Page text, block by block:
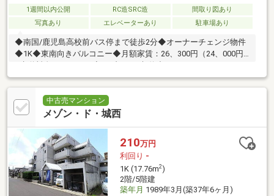
1週間以内公開 RC造SRC造
間取り図あり
写真あり
エレベーターあり 駐車場あり
◆南国/鹿児島高校前バス停まで徒歩2分◆オーナーチェンジ物件
◆1K◆東南向きバルコニー◆月額家賃：26、300円（24、000円
中古売マンション
メゾン・ド・城西
210万円
利回り -
1K (17.76m2)
2階/5階建
築年月 1989年3月(築37年6ヶ月)